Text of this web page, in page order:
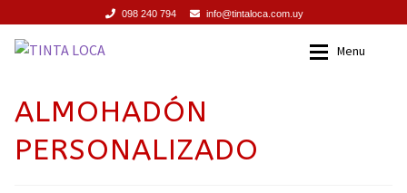
098 240 794 info@tintaloca.com.uy
Ir
navegación
Ir
Menu
INICIO
SERVICIOS
ALMOHADÓN
PERSONALIZADO